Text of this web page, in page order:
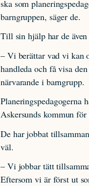
ska som
barngruppen, säger de.
Till sin hjälp har de
– Vi berättar vad vi kan
handleda och få visa
närvarande i barngrupp.
Planeringspedagogerna
Askersunds kommun
De har jobbat
väl.
– Vi jobbar tätt
Eftersom vi är först ut